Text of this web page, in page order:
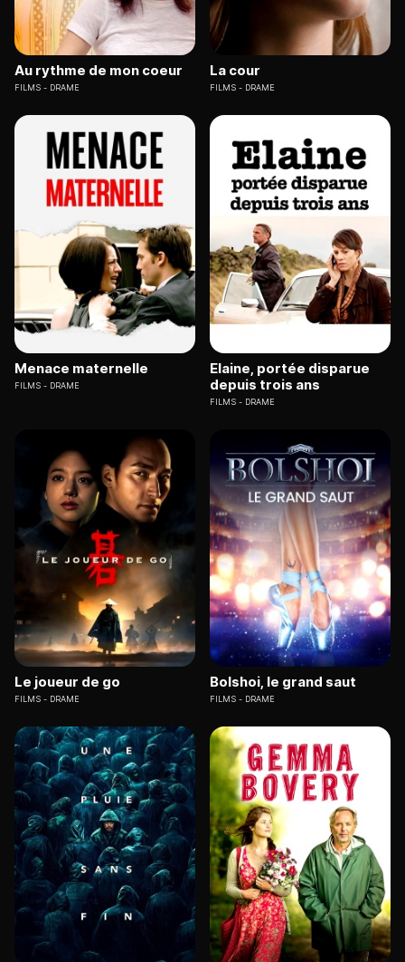
Au rythme de mon coeur
FILMS DRAME
La cour
FILMS DRAME
Menace maternelle
FILMS DRAME
Elaine, portée disparue
depuis trois ans
FILMS DRAME
Le joueur de go
FILMS DRAME
Bolshoi, le grand saut
FILMS DRAME